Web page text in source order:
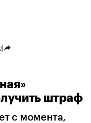
штраф
с момента,